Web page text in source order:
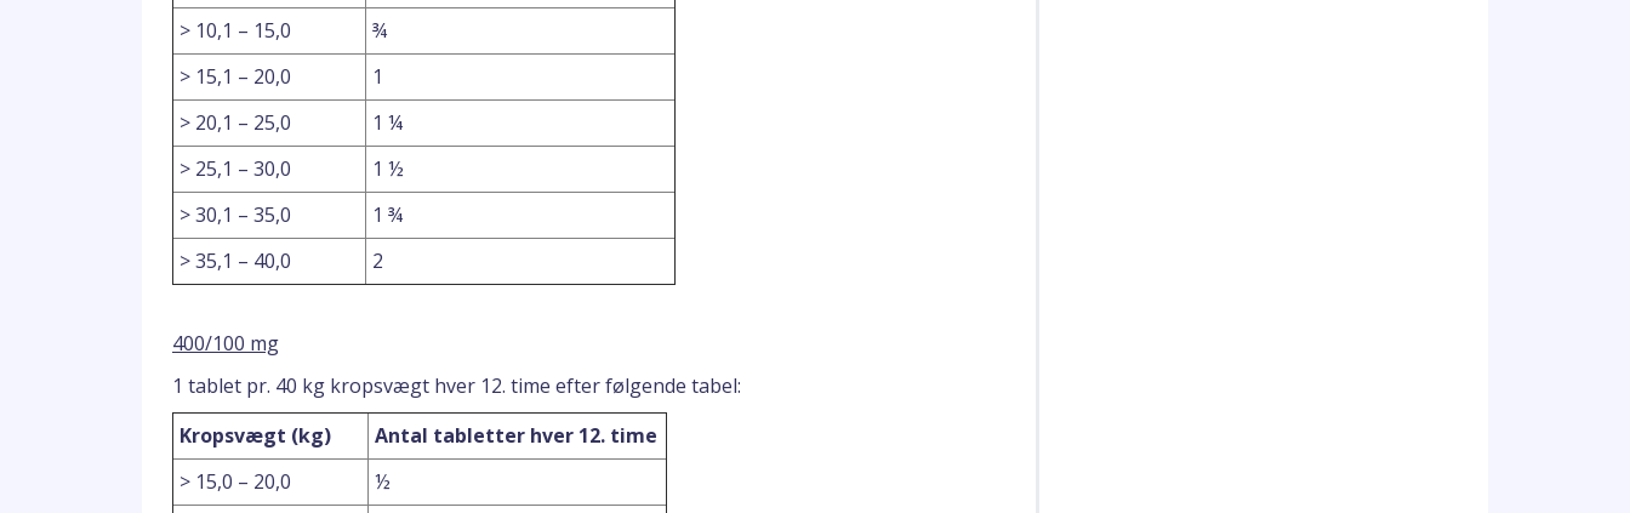
> 10,1 – 15,0
¾
> 15,1 – 20,0
1
> 20,1 – 25,0
1 ¼
> 25,1 – 30,0
1 ½
> 30,1 – 35,0
1 ¾
> 35,1 – 40,0
2
400/100 mg
1 tablet pr. 40 kg kropsvægt hver 12. time efter følgende tabel:
Kropsvægt (kg)
Antal tabletter hver 12. time
> 15,0 – 20,0
½